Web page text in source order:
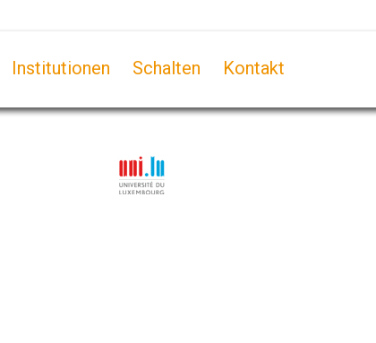
Institutionen Schalten Kontakt